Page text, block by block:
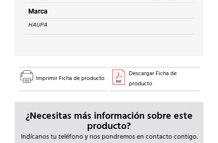
Marca
HAUPA
Imprimir Ficha de producto
Descargar Ficha de
producto
¿Necesitas más información sobre este
producto?
Indícanos tu teléfono y nos pondremos en contacto contigo.